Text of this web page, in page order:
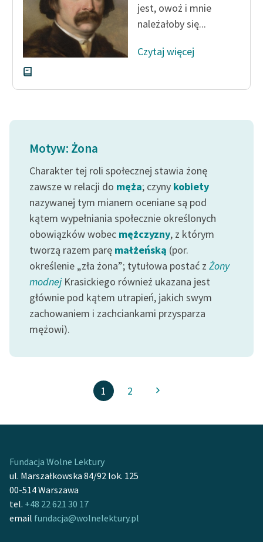
jest, owoż i mnie
należałoby się...
Czytaj więcej
Motyw: Żona
Charakter tej roli społecznej stawia żonę
zawsze w relacji do męża; czyny kobiety
nazywanej tym mianem oceniane są pod
kątem wypełniania społecznie określonych
obowiązków wobec mężczyzny, z którym
tworzą razem parę małżeńską (por.
określenie „zła żona”; tytułowa postać z Żony
modnejKrasickiego również ukazana jest
głównie pod kątem utrapień, jakich swym
zachowaniem i zachciankami przysparza
mężowi).
1 2
Fundacja Wolne Lektury
ul. Marszałkowska 84/92 lok. 125
00-514 Warszawa
tel. +48 22 621 30 17
email fundacja@wolnelektury.pl